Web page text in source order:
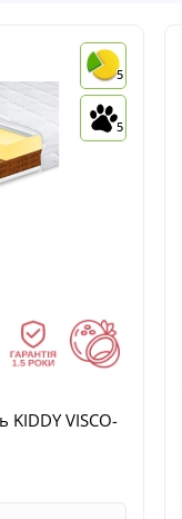
5
5
VISCO-